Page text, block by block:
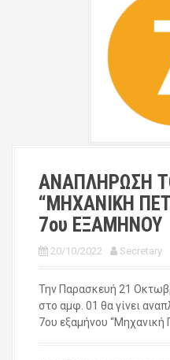
ΑΝΑΠΛΗΡΩΣΗ
“ΜΗΧΑΝΙΚΗ
7ου ΕΞΑΜΗΝΟΥ
20/10/2022 Secretary
Την Παρασκευή 21
στο αμφ. 01 θα γίνει
7ου εξαμήνου “Μηχανική